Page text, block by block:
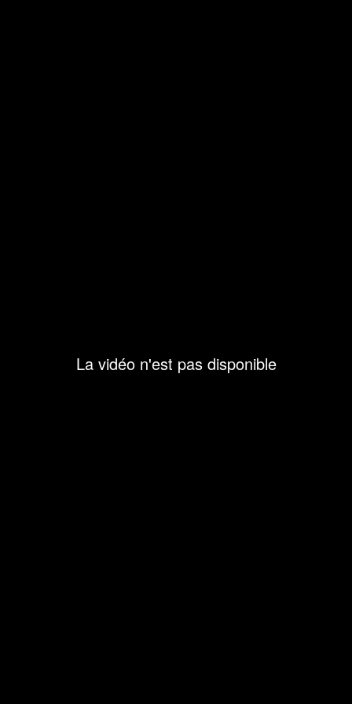
La vidéo n'est pas disponible